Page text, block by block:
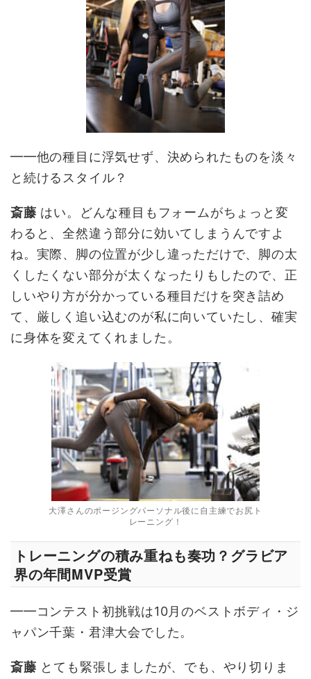
━━他の種目に浮気せず、決められたものを淡々
と続けるスタイル？
斎藤 はい。どんな種目もフォームがちょっと変
わると、全然違う部分に効いてしまうんですよ
ね。実際、脚の位置が少し違っただけで、脚の太
くしたくない部分が太くなったりもしたので、正
しいやり方が分かっている種目だけを突き詰め
て、厳しく追い込むのが私に向いていたし、確実
に身体を変えてくれました。
大澤さんのポージングパーソナル後に自主練でお尻ト
レーニング！
トレーニングの積み重ねも奏功？グラビア
界の年間MVP受賞
━━コンテスト初挑戦は10月のベストボディ・ジ
ャパン千葉・君津大会でした。
斎藤 とても緊張しましたが、でも、やり切りま